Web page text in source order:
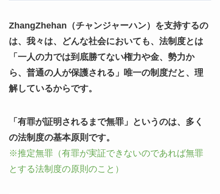
ZhangZhehan（チャンジャーハン）を支持するの
は、我々は、どんな社会においても、法制度とは
「一人の力では到底勝てない権力や金、勢力か
ら、普通の人が保護される」唯一の制度だと、理
解しているからです。
「有罪が証明されるまで無罪」というのは、多く
の法制度の基本原則です。
※推定無罪（有罪が実証できないのであれば無罪
とする法制度の原則のこと）